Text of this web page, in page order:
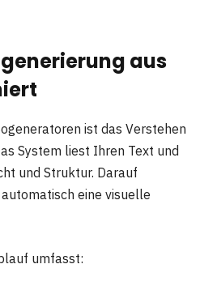
aus
ist das Verstehen
System liest Ihren Text und
und Struktur. Darauf
eine visuelle
umfasst: